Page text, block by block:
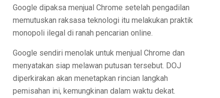
Google dipaksa menjual Chrome setelah pengadilan
memutuskan raksasa teknologi itu melakukan praktik
monopoli ilegal di ranah pencarian online.
Google sendiri menolak untuk menjual Chrome dan
menyatakan siap melawan putusan tersebut. DOJ
diperkirakan akan menetapkan rincian langkah
pemisahan ini, kemungkinan dalam waktu dekat.